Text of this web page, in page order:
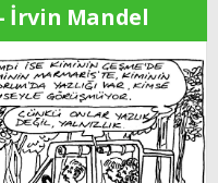
- İrvin Mandel